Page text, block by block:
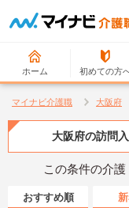
ホーム 初めての方
マイナビ介護職 大阪府
大阪府の訪問
この条件の介
おすすめ順